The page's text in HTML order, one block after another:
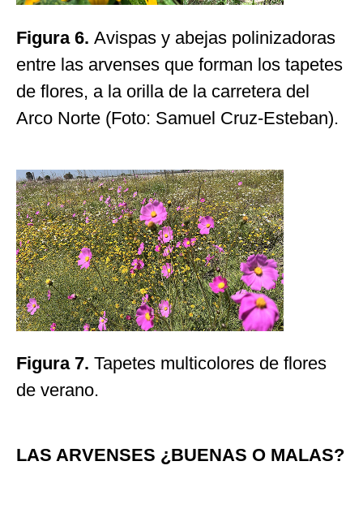
Figura 6. Avispas y abejas polinizadoras
entre las arvenses que forman los tapetes
de flores, a la orilla de la carretera del
Arco Norte (Foto: Samuel Cruz-Esteban).
Figura 7. Tapetes multicolores de flores
de verano.
LAS ARVENSES ¿BUENAS O MALAS?